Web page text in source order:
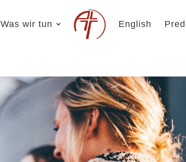
Was wir tun English